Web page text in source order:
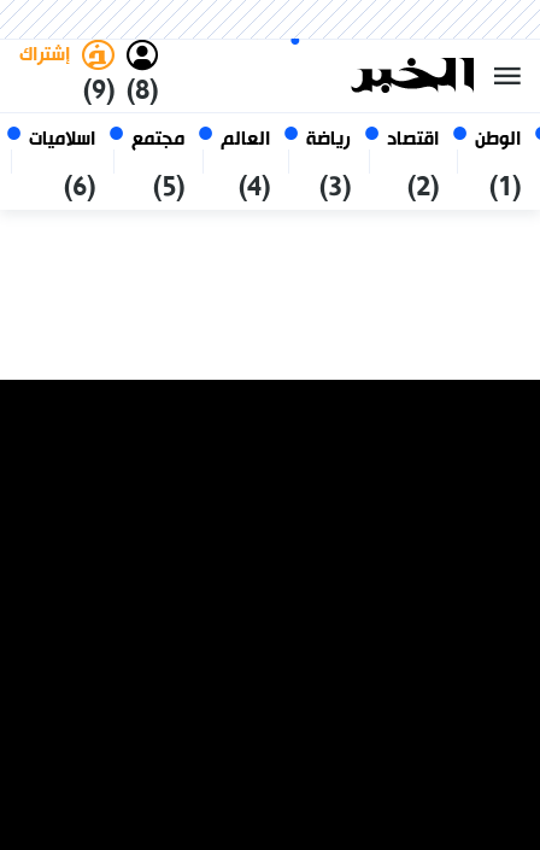
الوطن
(1)
اقتصاد
(2)
رياضة
(3)
العالم
(4)
مجتمع
(5)
اسلاميات
(6)
(8)
إشتراك
(9)
07 أغسطس 2026
الجزائر